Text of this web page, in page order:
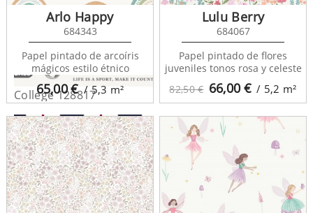
College 128817
65,00€ / 5,3 m²
Arlo Happy
684343
Papel pintado de arcoíris
mágicos estilo étnico
82,50 € 66,00€ / 5,2 m²
Lulu Berry
684067
Papel pintado de flores
juveniles tonos rosa y celeste